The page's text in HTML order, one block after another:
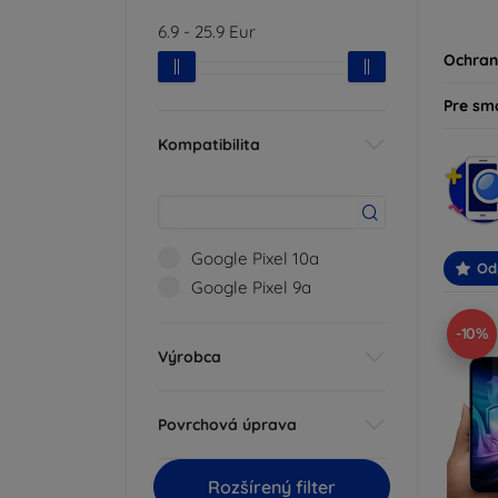
6.9 - 25.9 Eur
Kompatibilita
Google Pixel 10a
Google Pixel 9a
Výrobca
Povrchová úprava
Rozšírený filter
Pre
-10%